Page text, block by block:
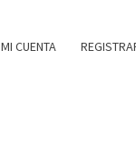
MI CUENTA